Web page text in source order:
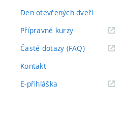
Den otevřených dveří
Přípravné kurzy
Časté dotazy (FAQ)
Kontakt
E-přihláška